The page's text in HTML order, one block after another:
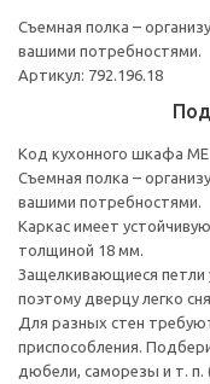
Съемная полка –
вашими потребностями.
Артикул: 792.196.18
Код кухонного шкафа ME
Съемная полка –
вашими потребностями.
Каркас имеет
толщиной 18 мм.
Защелкивающиеся петли
поэтому дверцу легко
Для разных стен
приспособления.
дюбели, саморезы и т. п.